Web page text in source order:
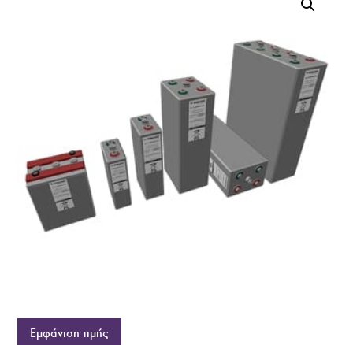
Εμφάνιση τιμής